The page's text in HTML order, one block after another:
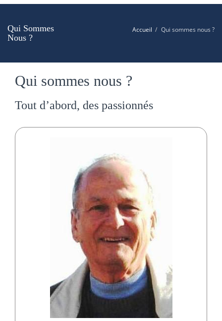
Qui Sommes
Nous ?
Accueil Qui sommes nous ?
Qui sommes nous ?
Tout d’abord, des passionnés